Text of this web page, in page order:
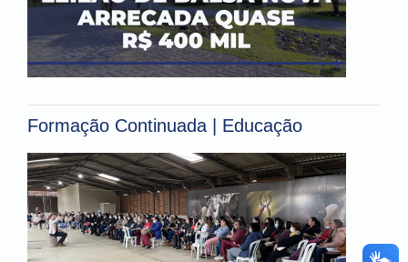
Formação Continuada | Educação